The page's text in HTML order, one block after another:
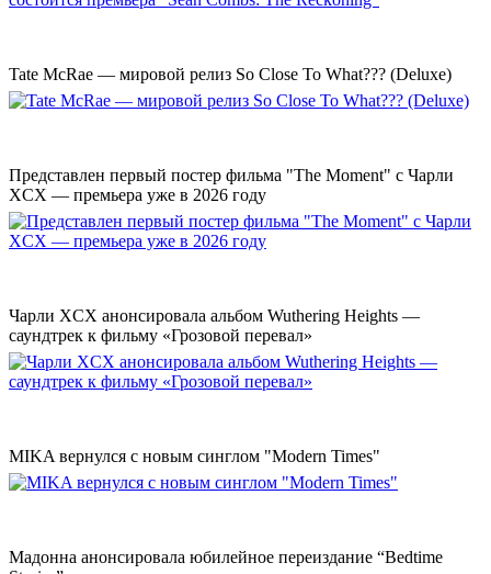
Tate McRae — мировой релиз So Close To What??? (Deluxe)
Представлен первый постер фильма "The Moment" с Чарли
XCX — премьера уже в 2026 году
Чарли XCX анонсировала альбом Wuthering Heights —
саундтрек к фильму «Грозовой перевал»
MIKA вернулся с новым синглом "Modern Times"
Мадонна анонсировала юбилейное переиздание “Bedtime